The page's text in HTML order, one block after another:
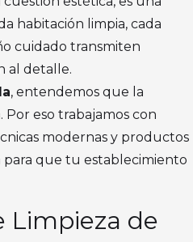
habitación limpia, cada
cuidado transmiten
al detalle.
, entendemos que la
eso trabajamos con
modernas y productos
para que tu establecimiento
Limpieza de